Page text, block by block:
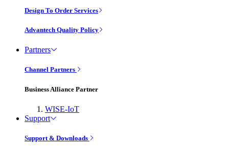
Design To Order Services
Advantech Quality Policy
Partners
Channel Partners
Business Alliance Partner
WISE-IoT
Support
Support & Downloads